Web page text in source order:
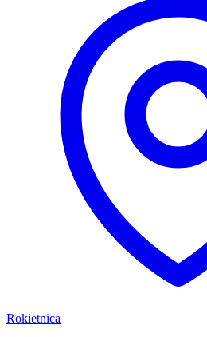
Rokietnica